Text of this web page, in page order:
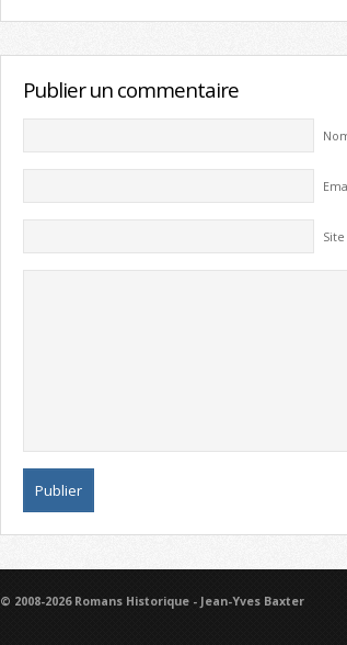
Publier un commentaire
© 2008-2026 Romans Historique - Jean-Yves Baxter